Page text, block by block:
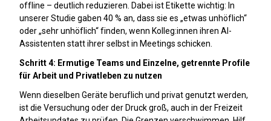
offline – deutlich reduzieren. Dabei ist Etikette wichtig: In
unserer Studie gaben 40 % an, dass sie es „etwas unhöflich“
oder „sehr unhöflich“ finden, wenn Kolleg:innen ihren AI-
Assistenten statt ihrer selbst in Meetings schicken.
Schritt 4: Ermutige Teams und Einzelne, getrennte Profile
für Arbeit und Privatleben zu nutzen
Wenn dieselben Geräte beruflich und privat genutzt werden,
ist die Versuchung oder der Druck groß, auch in der Freizeit